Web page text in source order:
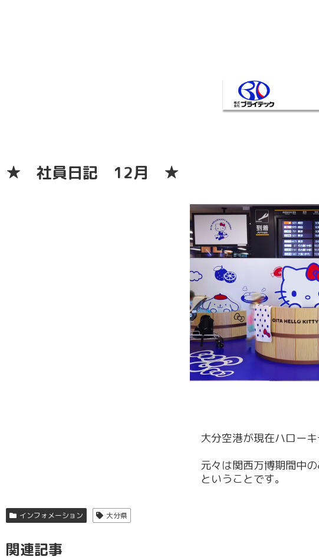
★ 社員日記 12月 ★
大分空港が現在ハロー
元々は関西万博期間中
ということです。
インフォメーション 大分県
関連記事